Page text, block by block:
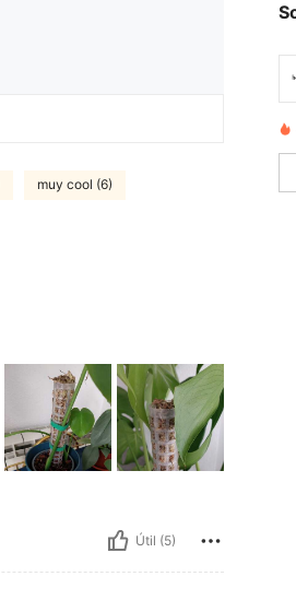
muy cool (6)
Útil (5)